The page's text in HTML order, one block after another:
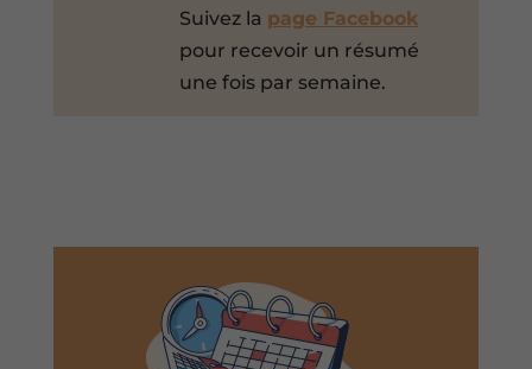
Suivez la page Facebook
pour recevoir un résumé
une fois par semaine.